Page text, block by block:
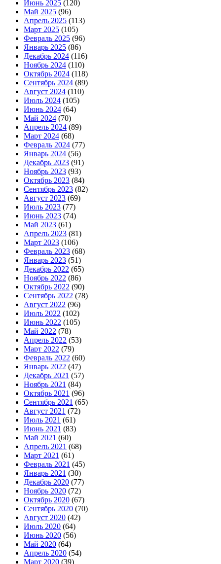
Июнь 2025 (120)
Май 2025 (96)
Апрель 2025 (113)
Март 2025 (105)
Февраль 2025 (96)
Январь 2025 (86)
Декабрь 2024 (116)
Ноябрь 2024 (110)
Октябрь 2024 (118)
Сентябрь 2024 (89)
Август 2024 (110)
Июль 2024 (105)
Июнь 2024 (64)
Май 2024 (70)
Апрель 2024 (89)
Март 2024 (68)
Февраль 2024 (77)
Январь 2024 (56)
Декабрь 2023 (91)
Ноябрь 2023 (93)
Октябрь 2023 (84)
Сентябрь 2023 (82)
Август 2023 (69)
Июль 2023 (77)
Июнь 2023 (74)
Май 2023 (61)
Апрель 2023 (81)
Март 2023 (106)
Февраль 2023 (68)
Январь 2023 (51)
Декабрь 2022 (65)
Ноябрь 2022 (86)
Октябрь 2022 (90)
Сентябрь 2022 (78)
Август 2022 (96)
Июль 2022 (102)
Июнь 2022 (105)
Май 2022 (78)
Апрель 2022 (53)
Март 2022 (79)
Февраль 2022 (60)
Январь 2022 (47)
Декабрь 2021 (57)
Ноябрь 2021 (84)
Октябрь 2021 (96)
Сентябрь 2021 (65)
Август 2021 (72)
Июль 2021 (61)
Июнь 2021 (83)
Май 2021 (60)
Апрель 2021 (68)
Март 2021 (61)
Февраль 2021 (45)
Январь 2021 (30)
Декабрь 2020 (77)
Ноябрь 2020 (72)
Октябрь 2020 (67)
Сентябрь 2020 (70)
Август 2020 (42)
Июль 2020 (64)
Июнь 2020 (56)
Май 2020 (64)
Апрель 2020 (54)
Март 2020 (39)